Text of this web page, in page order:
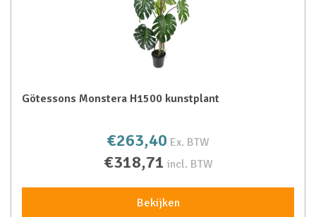
Götessons Monstera H1500 kunstplant
€263,40 Ex. BTW
€318,71 incl. BTW
Bekijken